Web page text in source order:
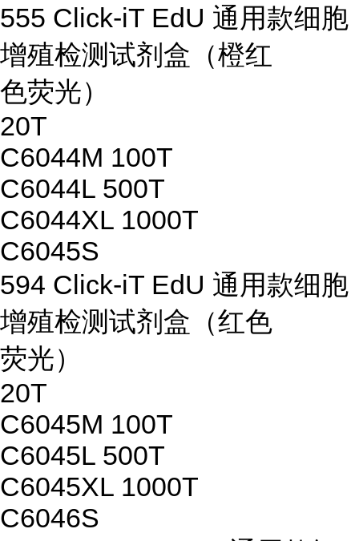
555 Click-iT EdU 通用款细胞
增殖检测试剂盒（橙红
色荧光）
20T
C6044M 100T
C6044L 500T
C6044XL 1000T
C6045S
594 Click-iT EdU 通用款细胞
增殖检测试剂盒（红色
荧光）
20T
C6045M 100T
C6045L 500T
C6045XL 1000T
C6046S